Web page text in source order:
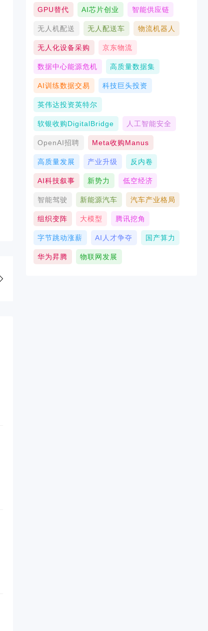
GPU替代 AI芯片创业 智能供应链
无人机配送 无人配送车 物流机器人
无人化设备采购 京东物流
数据中心能源危机 高质量数据集
AI训练数据交易 科技巨头投资
英伟达投资英特尔
软银收购DigitalBridge 人工智能安全
OpenAI招聘 Meta收购Manus
高质量发展 产业升级 反内卷
AI科技叙事 新势力 低空经济
智能驾驶 新能源汽车 汽车产业格局
组织变阵 大模型 腾讯挖角
字节跳动涨薪 AI人才争夺 国产算力
华为昇腾 物联网发展